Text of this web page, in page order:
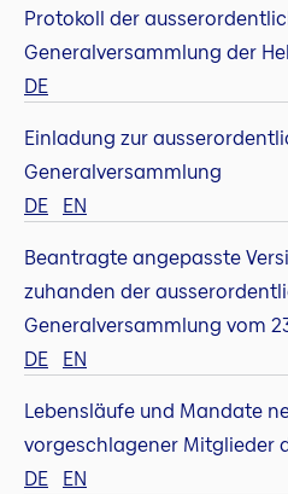
Protokoll der
Generalversammlung der
DE
Einladung zur
Generalversammlung
DE EN
Beantragte angepasste
zuhanden der
Generalversammlung vom
DE EN
Lebensläufe und Mandate
vorgeschlagener Mitglieder
DE EN